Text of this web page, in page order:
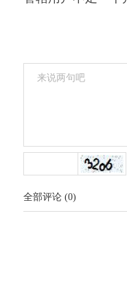
全部评论 (0)